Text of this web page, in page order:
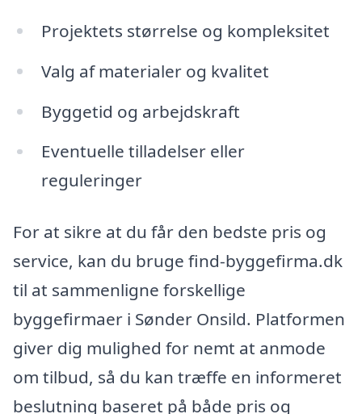
Projektets størrelse og kompleksitet
Valg af materialer og kvalitet
Byggetid og arbejdskraft
Eventuelle tilladelser eller
reguleringer
For at sikre at du får den bedste pris og
service, kan du bruge find-byggefirma.dk
til at sammenligne forskellige
byggefirmaer i Sønder Onsild. Platformen
giver dig mulighed for nemt at anmode
om tilbud, så du kan træffe en informeret
beslutning baseret på både pris og